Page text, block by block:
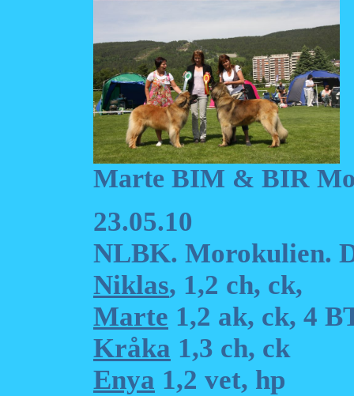
Marte BIM & BIR
23.05.10
NLBK. Morokulien.
Niklas, 1,2 ch, ck,
Marte 1,2 ak, ck, 4
Kråka 1,3 ch, ck
Enya 1,2 vet, hp